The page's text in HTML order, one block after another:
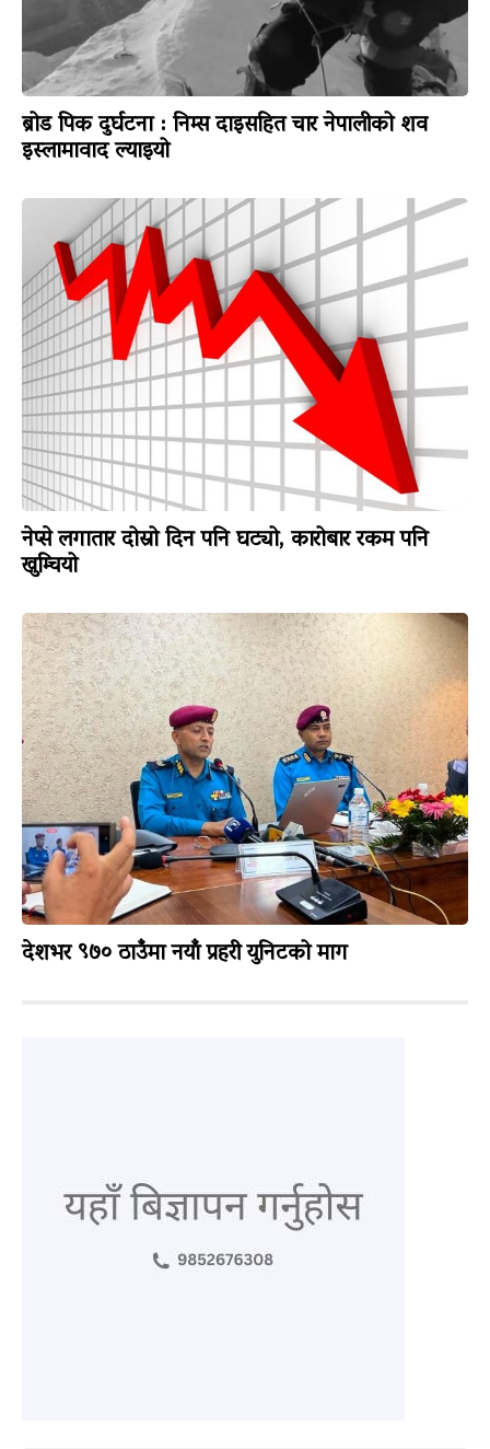
ब्रोड पिक दुर्घटना : निम्स दाइसहित चार नेपालीको शव
इस्लामावाद ल्याइयो
नेप्से लगातार दोस्रो दिन पनि घट्यो, कारोबार रकम पनि
खुम्चियो
देशभर ९७० ठाउँमा नयाँ प्रहरी युनिटको माग